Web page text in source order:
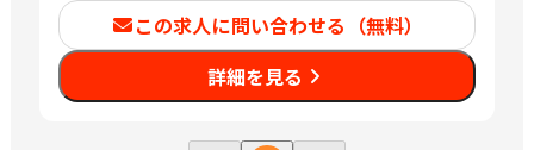
この求人に問い合わせる（無料）
詳細を見る